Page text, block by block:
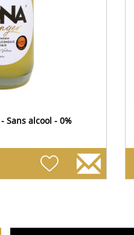
Sans alcool - 0%